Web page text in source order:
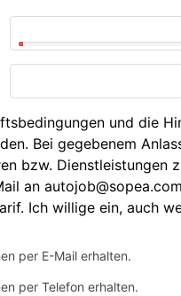
und die
Bei gegebenem
bzw. Dienstleistungen
an
Ich willige ein, auch
per E-Mail erhalten.
per Telefon erhalten.